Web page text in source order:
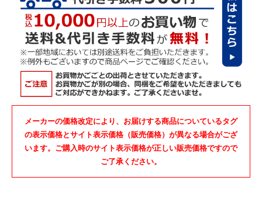
メーカーの価格改定により、お届けする商品についているタグ
の表示価格とサイト表示価格（販売価格）が異なる場合がござ
います。ご購入時のサイト表示価格が正しい販売価格ですので
ご了承ください。